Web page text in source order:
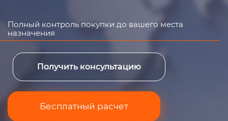
Полный контроль покупки до вашего места
назначения
Получить консультацию
Бесплатный расчет